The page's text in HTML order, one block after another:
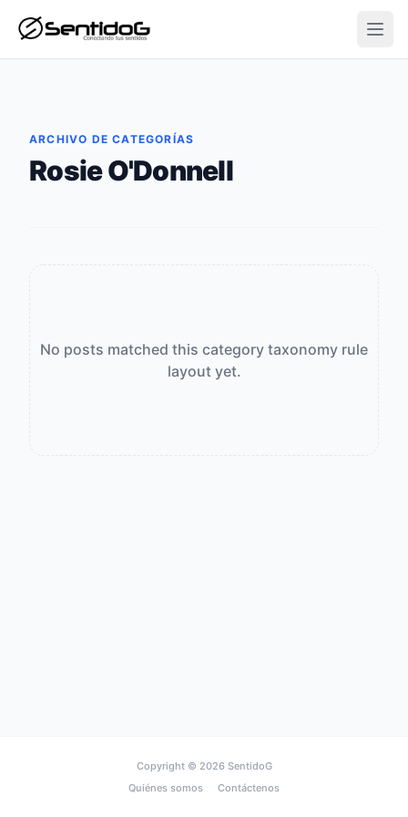
ARCHIVO DE CATEGORÍAS
Rosie O'Donnell
No posts matched this category taxonomy rule
layout yet.
Copyright © 2026 SentidoG
Quiénes somos
Contáctenos